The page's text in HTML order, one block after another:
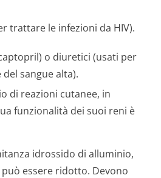
trattare le infezioni da HIV).
o diuretici (usati per
sangue alta).
di reazioni cutanee, in
funzionalità dei suoi reni è
idrossido di alluminio,
essere ridotto. Devono